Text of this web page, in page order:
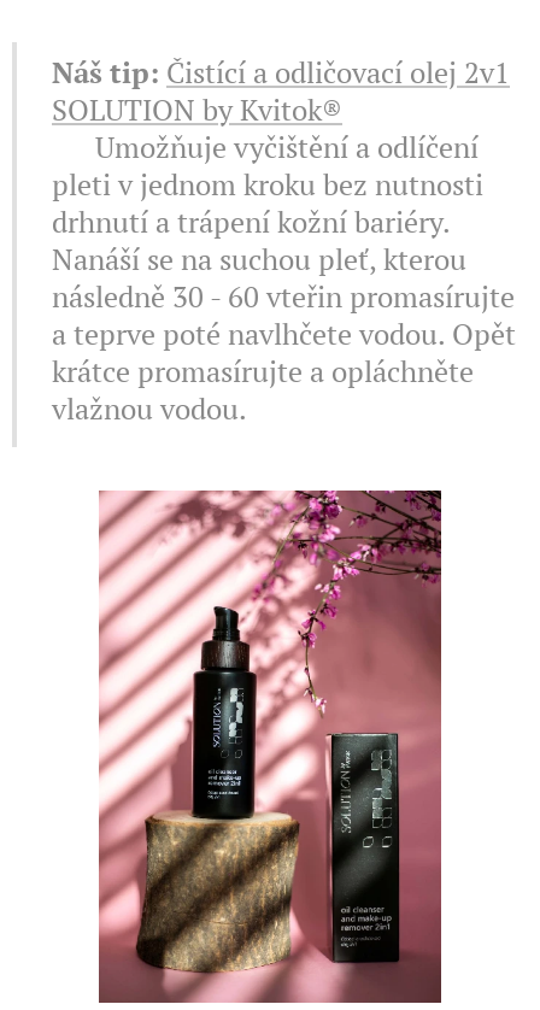
Náš tip: Čistící a odličovací olej 2v1
SOLUTION by Kvitok®
✔️ Umožňuje vyčištění a odlíčení
pleti v jednom kroku bez nutnosti
drhnutí a trápení kožní bariéry.
Nanáší se na suchou pleť, kterou
následně 30 - 60 vteřin promasírujte
a teprve poté navlhčete vodou. Opět
krátce promasírujte a opláchněte
vlažnou vodou.